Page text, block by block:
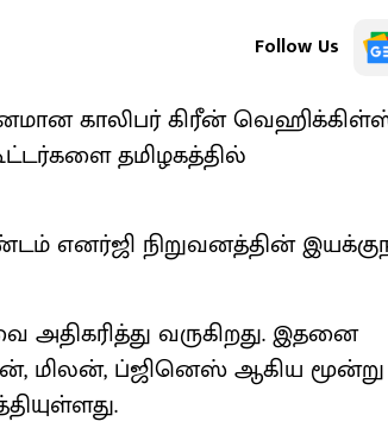
Follow Us
காலிபர் கிரீன்
தமிழகத்தில்
எனர்ஜி நிறுவனத்தின்
வருகிறது. இதனை
மிலன், ப்ஜினெஸ் ஆகிய மூன்று